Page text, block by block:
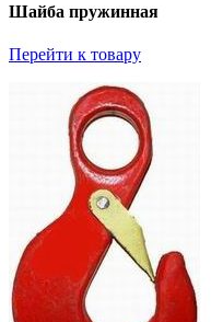
Шайба пружинная
Перейти к товару